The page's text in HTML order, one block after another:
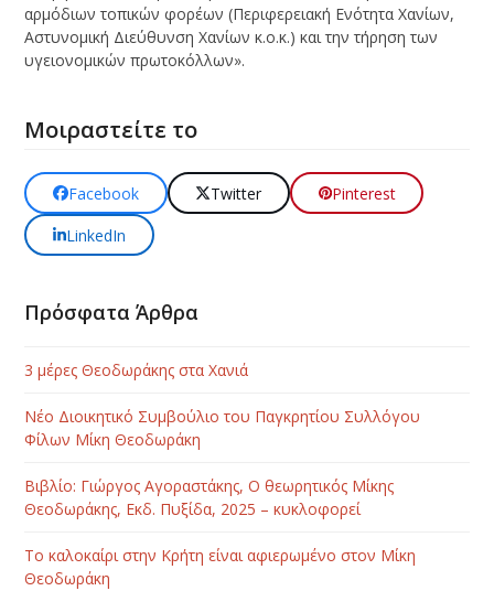
αρμόδιων τοπικών φορέων (Περιφερειακή Ενότητα Χανίων,
Αστυνομική Διεύθυνση Χανίων κ.ο.κ.) και την τήρηση των
υγειονομικών πρωτοκόλλων».
Μοιραστείτε το
Facebook Twitter
Pinterest
LinkedIn
Πρόσφατα Άρθρα
3 μέρες Θεοδωράκης στα Χανιά
Νέο Διοικητικό Συμβούλιο του Παγκρητίου Συλλόγου
Φίλων Μίκη Θεοδωράκη
Βιβλίο: Γιώργος Αγοραστάκης, Ο θεωρητικός Μίκης
Θεοδωράκης, Εκδ. Πυξίδα, 2025 – κυκλοφορεί
Το καλοκαίρι στην Κρήτη είναι αφιερωμένο στον Μίκη
Θεοδωράκη